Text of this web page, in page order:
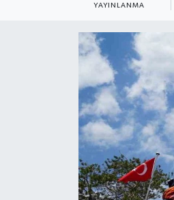
YAYINLANMA
Dış Haberler
EKONOMİ